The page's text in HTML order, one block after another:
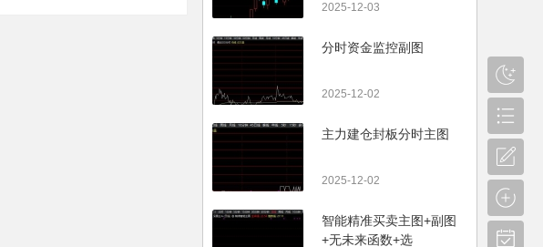
2025-12-03
分时资金监控副图
2025-12-02
主力建仓封板分时主图
2025-12-02
智能精准买卖主图+副图
+无未来函数+选